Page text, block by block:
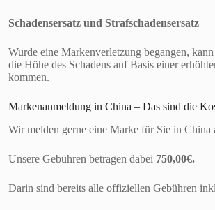
Schadensersatz und Strafschadensersatz
Wurde eine Markenverletzung begangen,
die Höhe des Schadens auf Basis einer
kommen.
Markenanmeldung in China – Das sind die
Wir melden gerne eine Marke für Sie in China
Unsere Gebühren betragen dabei 750,00€.
Darin sind bereits alle offiziellen Gebühren